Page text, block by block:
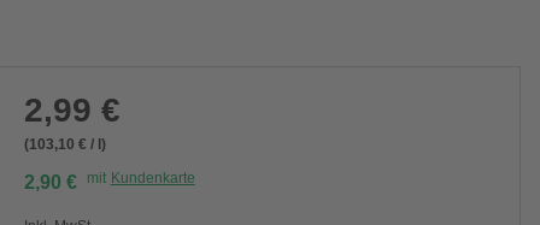
2,99 €
(103,10 € / l)
2,90 € mit Kundenkarte